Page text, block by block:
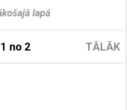
lapā
TĀLĀK
1 no 2